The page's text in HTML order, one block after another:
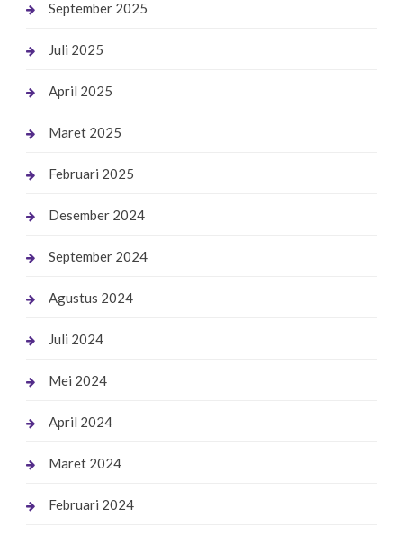
September 2025
Juli 2025
April 2025
Maret 2025
Februari 2025
Desember 2024
September 2024
Agustus 2024
Juli 2024
Mei 2024
April 2024
Maret 2024
Februari 2024